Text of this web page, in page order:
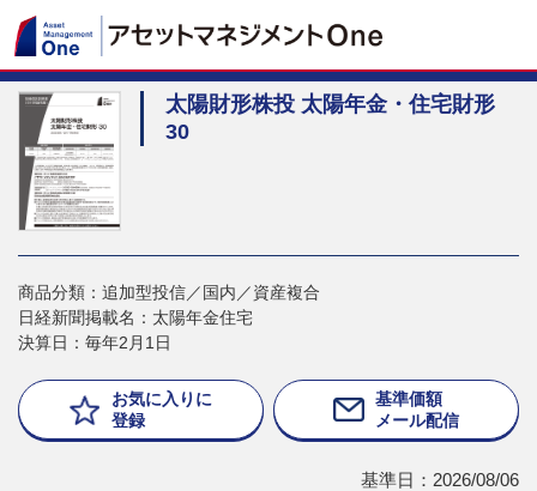
太陽財形株投 太陽年金・住宅財形
30
商品分類：追加型投信／国内／資産複合
日経新聞掲載名：太陽年金住宅
決算日：毎年2月1日
お気に入りに
登録
基準価額
メール配信
基準日：2026/08/06